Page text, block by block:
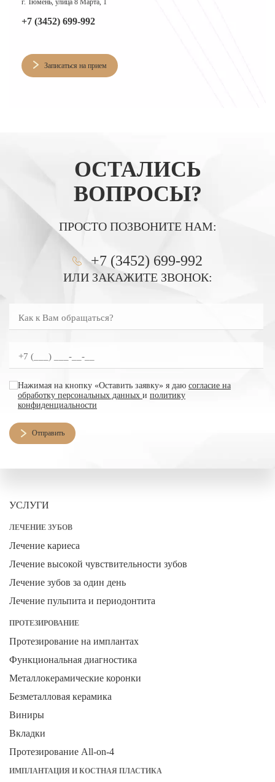
+7 (3452) 699-992
Записаться на прием
ОСТАЛИСЬ
ВОПРОСЫ?
ПРОСТО ПОЗВОНИТЕ НАМ:
+7 (3452) 699-992
ИЛИ ЗАКАЖИТЕ ЗВОНОК:
согласие на обработку персональных данных
Нажимая на кнопку «Оставить заявку» я даю согласие на
обработку персональных данных и политику
конфиденциальности
Отправить
УСЛУГИ
ЛЕЧЕНИЕ ЗУБОВ
Лечение кариеса
Лечение высокой чувствительности зубов
Лечение зубов за один день
Лечение пульпита и периодонтита
ПРОТЕЗИРОВАНИЕ
Протезирование на имплантах
Функциональная диагностика
Металлокерамические коронки
Безметалловая керамика
Виниры
Вкладки
Протезирование All-on-4
ИМПЛАНТАЦИЯ И КОСТНАЯ ПЛАСТИКА